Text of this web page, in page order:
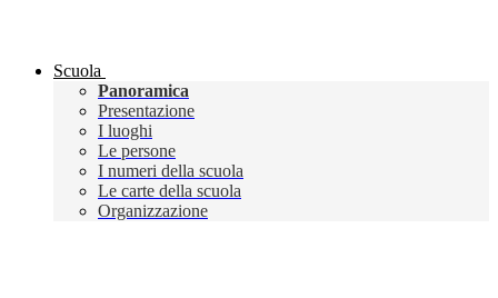
Scuola
Panoramica
Presentazione
I luoghi
Le persone
I numeri della scuola
Le carte della scuola
Organizzazione